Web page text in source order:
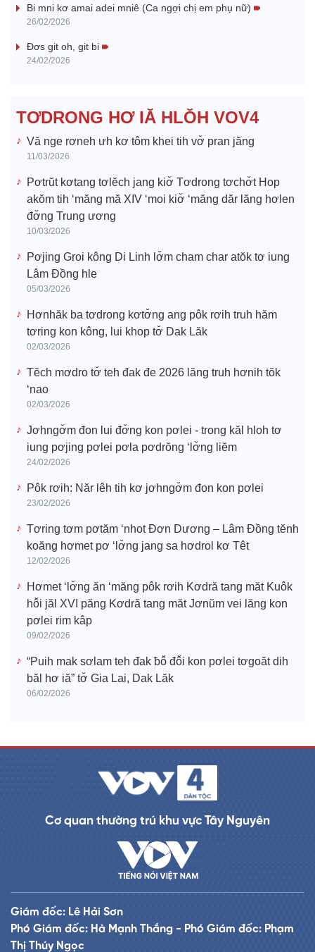
V
e
o
Bi mni kơ amai adei mniê (Ca ngợi chị em phụ nữ)
26/02/2026
Đơs git oh, git bi
24/02/2026
TƠDRONG HƠ IĂ HLŎH VOV4
Vă nge rơneh ưh kơ tôm khei tih vơ̆ pran jăng
11/03/2026
Pơtrŭt kơtang tơlĕch jang kiơ̆ Tơdrong tơchơ̆t Hop
akŏm tih ‘măng mă XIV ‘moi kiơ̆ ‘măng dăr lăng hơlen
đơ̆ng Trung ương
10/03/2026
Pơjing Groi kông Di Linh lơ̆m cham char atŏk tơ iung
Lâm Đồng hle
05/03/2026
Hơnhăk ba tơdrong kơtơ̆ng ang pôk rơih truh hăm
tơring kon kông, lui khop tơ̆ Dak Lăk
02/03/2026
Tĕch mơdro tơ̆ teh đak đe 2026 lăng truh hơnih tŏk
‘nao
02/03/2026
Jơhngơ̆m đon lui đơ̆ng kon pơlei - trong kăl hloh tơ
iung pơjing pơlei pơla pơdrŏng ‘lơ̆ng liĕm
24/02/2026
Pôk rơih: Năr lêh tih kơ jơhngơ̆m đon kon pơlei
23/02/2026
Tơring tơm pơtăm ‘nhot Đơn Dương – Lâm Đồng tĕnh
koăng hơmet pơ ‘lơ̆ng jang sa hơdrol kơ Têt
12/02/2026
Hơmet ‘lơ̆ng ăn ‘măng pôk rơih Kơdră tang măt Kuôk
hô̆i jăl XVI păng Kơdră tang măt Jơnŭm vei lăng kon
pơlei rim kâp
09/02/2026
“Puih mak sơlam teh đak ƀô̆ đô̆i kon pơlei tơgoăt dih
băl hơ iă” tơ̆ Gia Lai, Dak Lăk
06/02/2026
Cơ quan thường trú khu vực Tây Nguyên
Giám đốc: Lê Hải Sơn
Phó Giám đốc: Hà Mạnh Thắng - Phó Giám đốc: Phạm
Thị Thúy Ngọc